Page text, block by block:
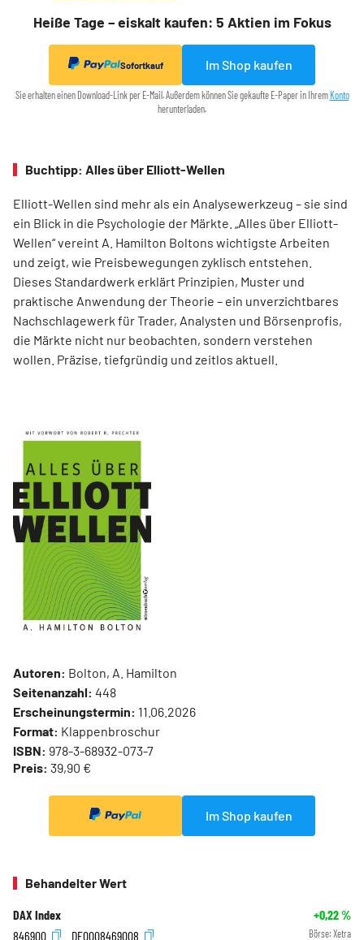
Heiße Tage – eiskalt kaufen: 5 Aktien im Fokus
Sofortkauf Im Shop kaufen
Sie erhalten einen Download-Link per E-Mail. Außerdem können Sie gekaufte E-Paper in Ihrem Konto
herunterladen.
Buchtipp: Alles über Elliott-Wellen
Elliott-Wellen sind mehr als ein Analysewerkzeug – sie sind
ein Blick in die Psychologie der Märkte. „Alles über Elliott-
Wellen“ vereint A. Hamilton Boltons wichtigste Arbeiten
und zeigt, wie Preisbewegungen zyklisch entstehen.
Dieses Standardwerk erklärt Prinzipien, Muster und
praktische Anwendung der Theorie – ein unverzichtbares
Nachschlagewerk für Trader, Analysten und Börsenprofis,
die Märkte nicht nur beobachten, sondern verstehen
wollen. Präzise, tiefgründig und zeitlos aktuell.
Autoren: Bolton, A. Hamilton
Seitenanzahl: 448
Erscheinungstermin: 11.06.2026
Format: Klappenbroschur
ISBN: 978-3-68932-073-7
Preis: 39,90 €
Im Shop kaufen
Behandelter Wert
DAX Index +0,22%
846900
DE0008469008 Börse: Xetra